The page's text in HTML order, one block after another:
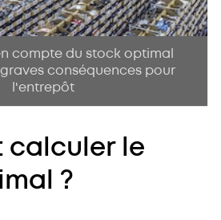
compte du stock optimal
conséquences pour
l'entrepôt
calculer le
?